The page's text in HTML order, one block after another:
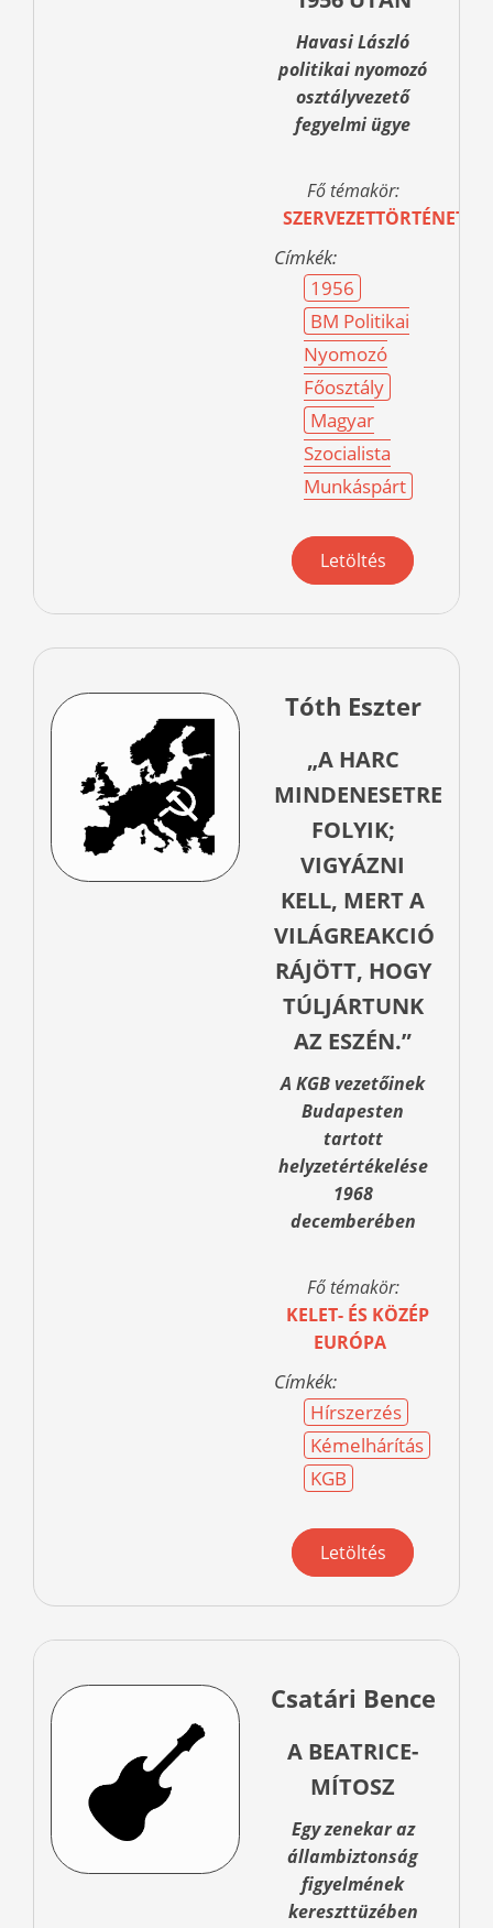
Havasi László
politikai nyomozó
osztályvezető
fegyelmi ügye
Fő témakör:
SZERVEZETTÖRTÉNET
Címkék:
1956
BM Politikai
Nyomozó
Főosztály
Magyar
Szocialista
Munkáspárt
Letöltés
Tóth Eszter
„A HARC
MINDENESETRE
FOLYIK;
VIGYÁZNI
KELL, MERT A
VILÁGREAKCIÓ
RÁJÖTT, HOGY
TÚLJÁRTUNK
AZ ESZÉN.”
A KGB vezetőinek
Budapesten
tartott
helyzetértékelése
1968
decemberében
Fő témakör:
KELET- ÉS KÖZÉP
EURÓPA
Címkék:
Hírszerzés
Kémelhárítás
KGB
Letöltés
Csatári Bence
A BEATRICE-
MÍTOSZ
Egy zenekar az
állambiztonság
figyelmének
kereszttüzében